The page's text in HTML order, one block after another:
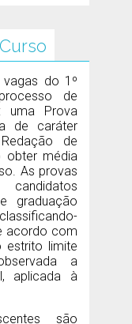
do 1º
de
uma Prova
de caráter
de
obter média
As provas
graduação
acordo com
estrito limite
a
aplicada à
são